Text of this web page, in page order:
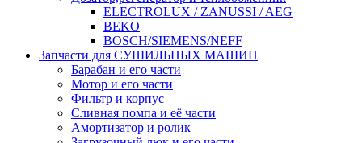
ELECTROLUX / ZANUSSI / AEG
BEKO
BOSCH/SIEMENS/NEFF
Запчасти для СУШИЛЬНЫХ МАШИН
Барабан и его части
Мотор и его части
Фильтр и корпус
Сливная помпа и её части
Амортизатор и ролик